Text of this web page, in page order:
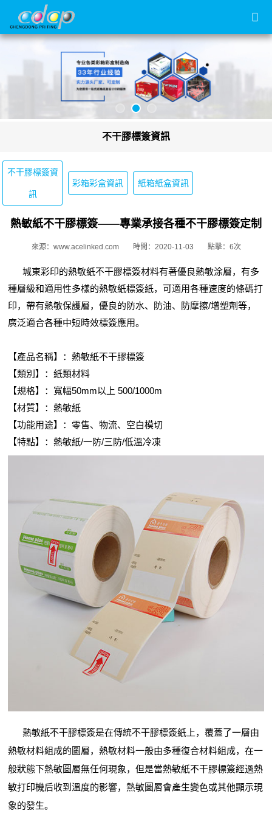
不干膠標簽資訊
不干膠標簽資
訊
彩箱彩盒資訊 紙箱紙盒資訊
熱敏紙不干膠標簽——專業承接各種不干膠標簽定制
來源：www.acelinked.com 時間：2020-11-03 點擊：6次
城東彩印的熱敏紙不干膠標簽材料有著優良熱敏涂層，有多
種層級和適用性多樣的熱敏紙標簽紙，可適用各種速度的條碼打
印，帶有熱敏保護層，優良的防水、防油、防摩擦/增塑劑等，
廣泛適合各種中短時效標簽應用。
【產品名稱】：熱敏紙不干膠標簽
【類別】：紙類材料
【規格】：寬幅50mm以上 500/1000m
【材質】：熱敏紙
【功能用途】：零售、物流、空白模切
【特點】：熱敏紙/一防/三防/低溫冷凍
熱敏紙不干膠標簽是在傳統不干膠標簽紙上，覆蓋了一層由
熱敏材料組成的圖層，熱敏材料一般由多種復合材料組成，在一
般狀態下熱敏圖層無任何現象，但是當熱敏紙不干膠標簽經過熱
敏打印機后收到溫度的影響，熱敏圖層會產生變色或其他顯示現
象的發生。